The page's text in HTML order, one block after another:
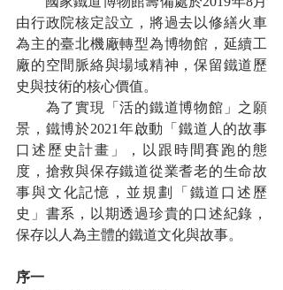
由行政院核定設立，將過去以修繕火車
為主的臺北機廠轉型為博物館，延續工
廠的空間脈絡與場域精神，保留鐵道歷
史與技術的核心價值。
為了實現「活的鐵道博物館」之願
景，鐵博於2021年啟動「鐵道人的故事
口述歷史計畫」，以跟時間賽跑的態
度，搶救與保存鐵道從業耆老的生命故
事與文化記憶，並規劃「鐵道口述歷
史」書系，以期透過珍貴的口述紀錄，
保存以人為主體的鐵道文化與故事。
序一